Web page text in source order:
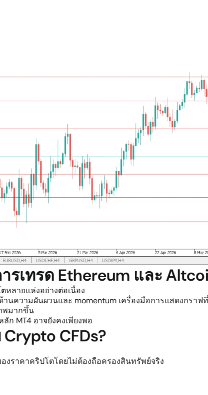
รเทรด Ethereum และ
หลายแห่งอย่างต่อเนื่อง
นความผันผวนและ momentum เครื่องมือการแสดงกรา
พมากขึ้น
ก MT4 อาจยังคงเพียงพอ
CFDs?
งราคาคริปโตโดยไม่ต้องถือครองสินทรัพย์จริง